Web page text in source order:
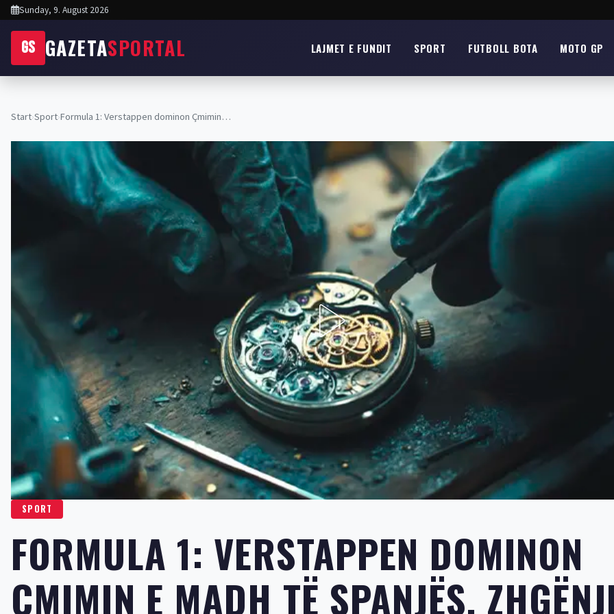
Sunday, 9. August 2026
GS GAZETASPORTAL LAJMET E FUNDIT SPORT FUTBOLL BOTA MOTO GP
Start›Sport›Formula 1: Verstappen dominon Çmimin…
SPORT
FORMULA 1: VERSTAPPEN DOMINON
ÇMIMIN E MADH TË SPANJËS,